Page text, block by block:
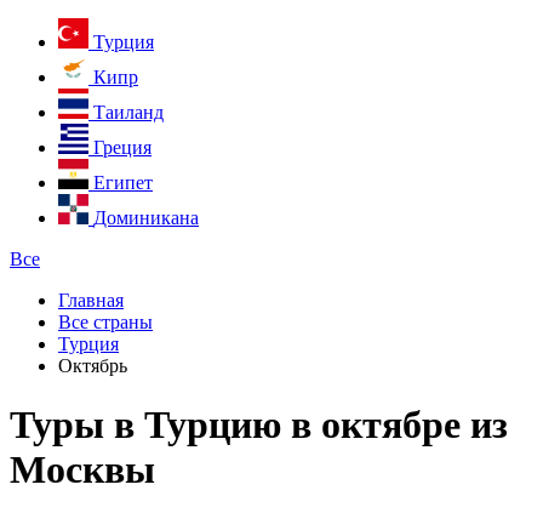
Турция
Кипр
Таиланд
Греция
Египет
Доминикана
Все
Главная
Все страны
Турция
Октябрь
Туры в Турцию в октябре из
Москвы